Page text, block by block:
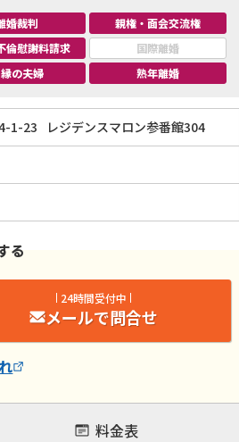
婚裁判
親権・面会交流権
倫慰謝料請求
国際離婚
の夫婦 熟年離婚
1-23 レジデンスマロン参番館304
る
24時間受付中
メールで問合せ
料金表